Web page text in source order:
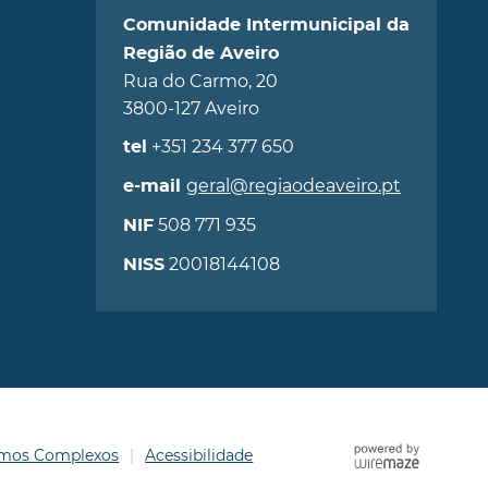
Comunidade Intermunicipal da
Região de Aveiro
Rua do Carmo, 20
3800-127 Aveiro
tel +351 234 377 650
e-mail geral@regiaodeaveiro.pt
NIF508 771 935
NISS20018144108
Complexos Acessibilidade